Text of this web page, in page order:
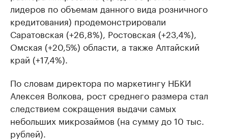
лидеров по объемам данного вида розничного
кредитования) продемонстрировали
Саратовская (+26,8%), Ростовская (+23,4%),
Омская (+20,5%) области, а также Алтайский
край (+17,4%).
По словам директора по маркетингу НБКИ
Алексея Волкова, рост среднего размера стал
следствием сокращения выдачи самых
небольших микрозаймов (на сумму до 10 тыс.
рублей).